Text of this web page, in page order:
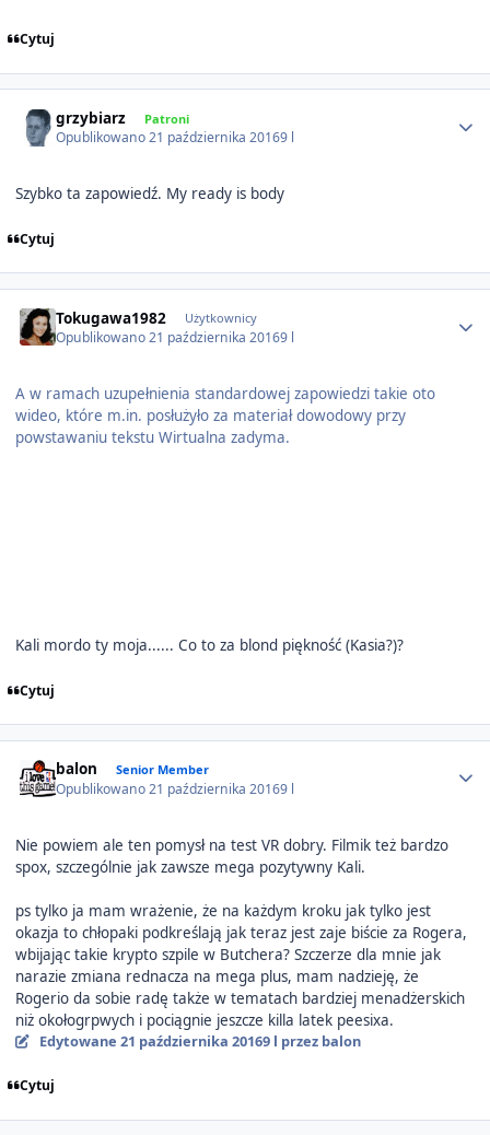
Cytuj
grzybiarz Patroni
Opublikowano21 października 20169 l
Szybko ta zapowiedź. My ready is body
Cytuj
Tokugawa1982 Użytkownicy
Opublikowano21 października 20169 l
A w ramach uzupełnienia standardowej zapowiedzi takie oto
wideo, które m.in. posłużyło za materiał dowodowy przy
powstawaniu tekstu Wirtualna zadyma.
Kali mordo ty moja...... Co to za blond piękność (Kasia?)?
Cytuj
balon Senior Member
Opublikowano21 października 20169 l
Nie powiem ale ten pomysł na test VR dobry. Filmik też bardzo
spox, szczególnie jak zawsze mega pozytywny Kali.
ps tylko ja mam wrażenie, że na każdym kroku jak tylko jest
okazja to chłopaki podkreślają jak teraz jest zaje biście za Rogera,
wbijając takie krypto szpile w Butchera? Szczerze dla mnie jak
narazie zmiana rednacza na mega plus, mam nadzieję, że
Rogerio da sobie radę także w tematach bardziej menadżerskich
niż okołogrpwych i pociągnie jeszcze killa latek peesixa.
Edytowane 21 października 20169 l przez balon
Cytuj